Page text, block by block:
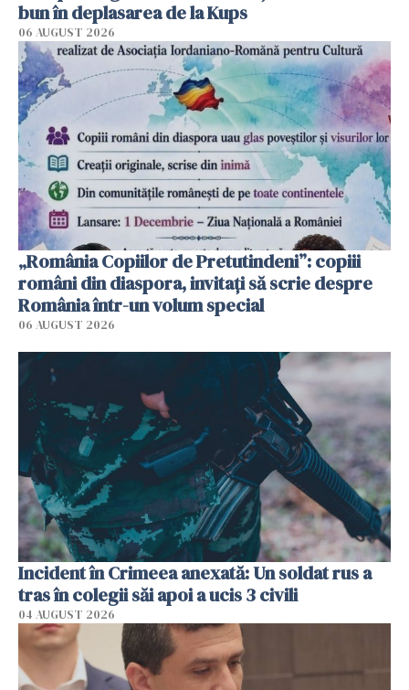
bun în deplasarea de la Kups
06 AUGUST 2026
„România Copiilor de Pretutindeni”: copiii
români din diaspora, invitați să scrie despre
România într-un volum special
06 AUGUST 2026
Incident în Crimeea anexată: Un soldat rus a
tras în colegii săi apoi a ucis 3 civili
04 AUGUST 2026